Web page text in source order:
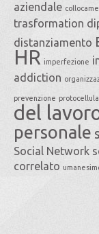
aziendale
trasformation
distanziamento
HR imperfezione
addiction
prevenzione protocellula
del
personale
Social Network
correlato